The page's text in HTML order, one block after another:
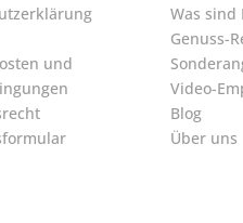
und
Was sind
Genuss-
Video-
Blog
Über uns